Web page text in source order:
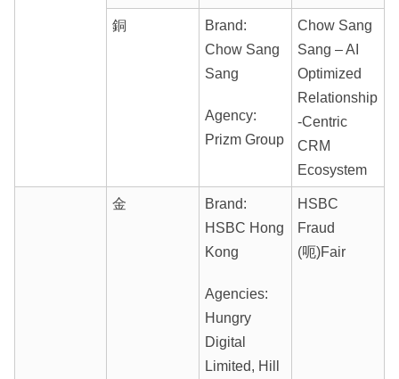
銅
Brand:
Chow Sang
Sang
Agency:
Prizm Group
Chow Sang
Sang – AI
Optimized
Relationship
-Centric
CRM
Ecosystem
金
Brand:
HSBC Hong
Kong
Agencies:
Hungry
Digital
Limited, Hill
HSBC
Fraud
(呃)Fair